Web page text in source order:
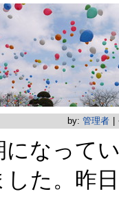
by: 管理者
になって
た。昨